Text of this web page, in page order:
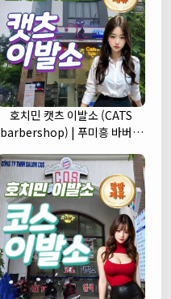
호치민 캣츠 이발소 (CATS
barbershop) | 푸미흥 바버샵